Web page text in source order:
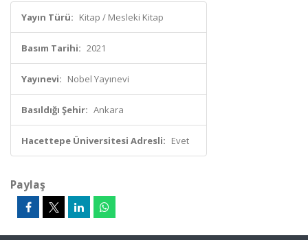
Yayın Türü: Kitap / Mesleki Kitap
Basım Tarihi: 2021
Yayınevi: Nobel Yayınevi
Basıldığı Şehir: Ankara
Hacettepe Üniversitesi Adresli: Evet
Paylaş